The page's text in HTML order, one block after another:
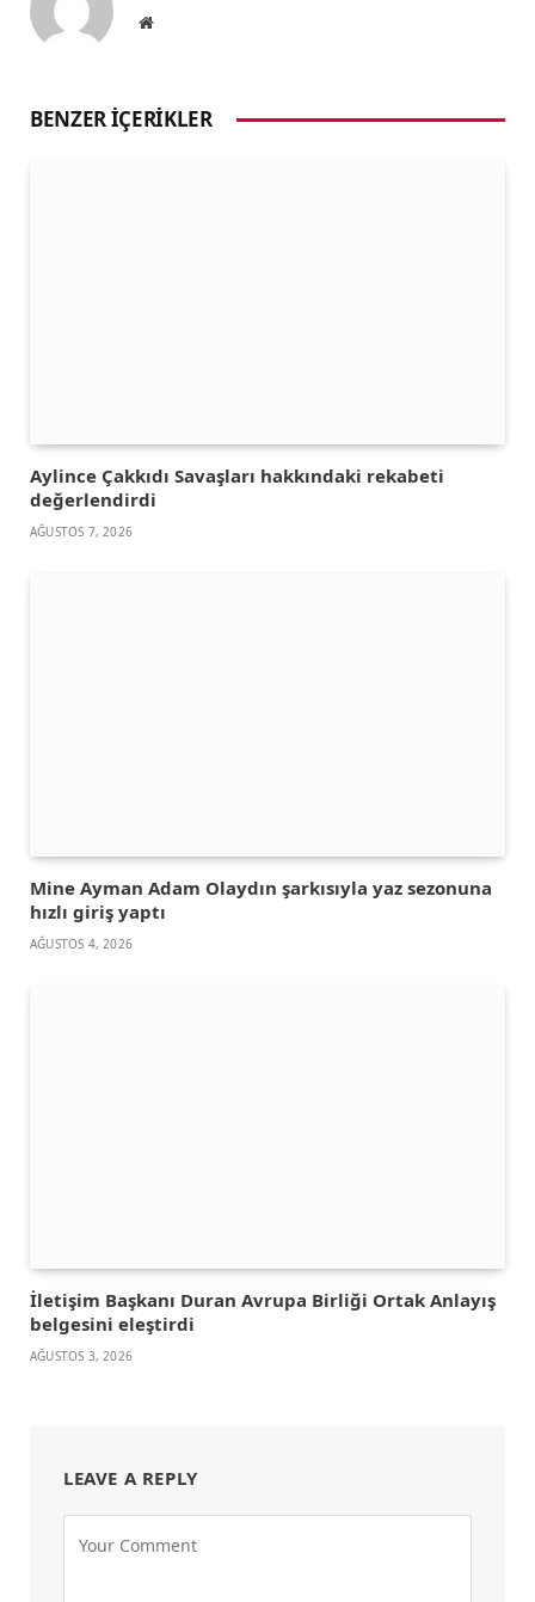
Website
BENZER İÇERIKLER
Aylince Çakkıdı Savaşları hakkındaki rekabeti
değerlendirdi
AĞUSTOS 7, 2026
Mine Ayman Adam Olaydın şarkısıyla yaz sezonuna
hızlı giriş yaptı
AĞUSTOS 4, 2026
İletişim Başkanı Duran Avrupa Birliği Ortak Anlayış
belgesini eleştirdi
AĞUSTOS 3, 2026
LEAVE A REPLY